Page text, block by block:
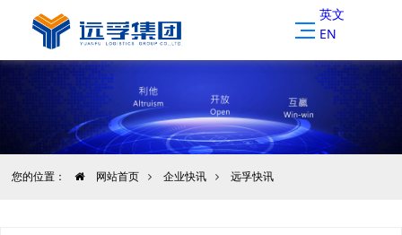
英文
EN
您的位置： 网站首页 企业快讯 远孚快讯